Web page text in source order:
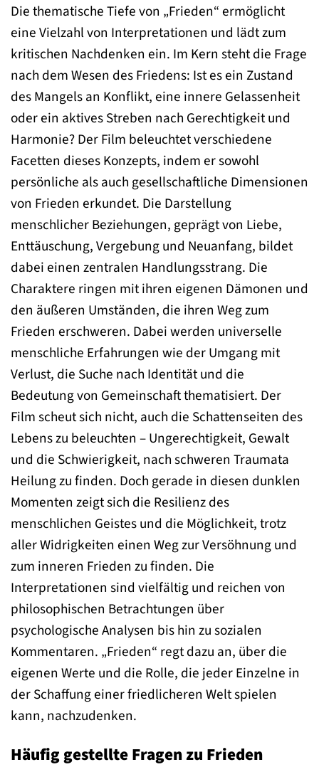
Die thematische Tiefe von „Frieden“ ermöglicht
eine Vielzahl von Interpretationen und lädt zum
kritischen Nachdenken ein. Im Kern steht die Frage
nach dem Wesen des Friedens: Ist es ein Zustand
des Mangels an Konflikt, eine innere Gelassenheit
oder ein aktives Streben nach Gerechtigkeit und
Harmonie? Der Film beleuchtet verschiedene
Facetten dieses Konzepts, indem er sowohl
persönliche als auch gesellschaftliche Dimensionen
von Frieden erkundet. Die Darstellung
menschlicher Beziehungen, geprägt von Liebe,
Enttäuschung, Vergebung und Neuanfang, bildet
dabei einen zentralen Handlungsstrang. Die
Charaktere ringen mit ihren eigenen Dämonen und
den äußeren Umständen, die ihren Weg zum
Frieden erschweren. Dabei werden universelle
menschliche Erfahrungen wie der Umgang mit
Verlust, die Suche nach Identität und die
Bedeutung von Gemeinschaft thematisiert. Der
Film scheut sich nicht, auch die Schattenseiten des
Lebens zu beleuchten – Ungerechtigkeit, Gewalt
und die Schwierigkeit, nach schweren Traumata
Heilung zu finden. Doch gerade in diesen dunklen
Momenten zeigt sich die Resilienz des
menschlichen Geistes und die Möglichkeit, trotz
aller Widrigkeiten einen Weg zur Versöhnung und
zum inneren Frieden zu finden. Die
Interpretationen sind vielfältig und reichen von
philosophischen Betrachtungen über
psychologische Analysen bis hin zu sozialen
Kommentaren. „Frieden“ regt dazu an, über die
eigenen Werte und die Rolle, die jeder Einzelne in
der Schaffung einer friedlicheren Welt spielen
kann, nachzudenken.
Häufig gestellte Fragen zu Frieden